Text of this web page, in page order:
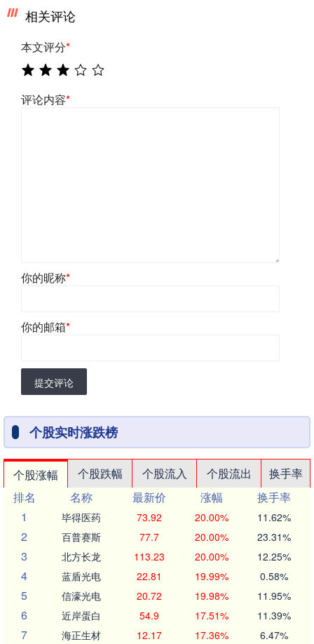
相关评论
本文评分*
评论内容*
你的昵称*
你的邮箱*
提交评论
个股实时涨跌榜
个股涨幅 个股跌幅 个股流入 个股流出
换手率
排名
名称 最新价 涨幅
换手率
1
毕得医药 73.92 20.00% 11.62%
2 百普赛斯 77.7 20.00% 23.31%
3 北方长龙 113.23 20.00% 12.25%
4 蓝盾光电 22.81 19.99% 0.58%
5 信濠光电 20.72 19.98% 11.95%
6 近岸蛋白 54.9 17.51% 11.39%
7 海正生材 12.17 17.36% 6.47%